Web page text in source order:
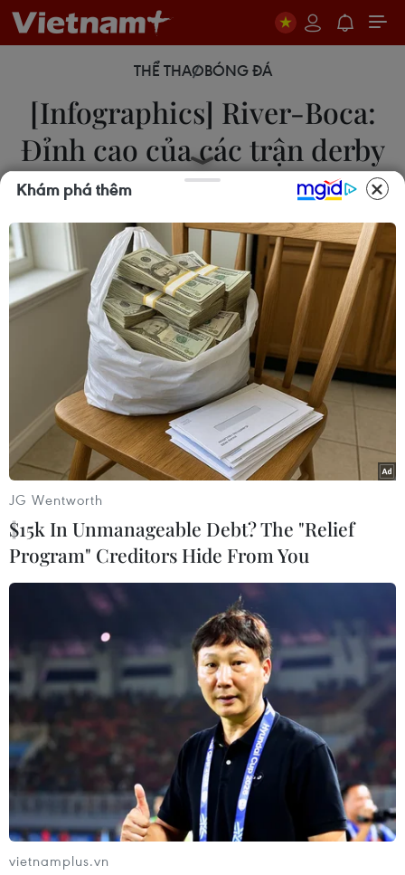
THỂ THAOBÓNG ĐÁ
[Infographics] River-Boca:
Đỉnh cao của các trận derby
Trận đấu giữa 2 đội bóng giàu thành tích nhất
Argentina hứa hẹn sẽ mang lại những phút gay
cấn cho người hâm mộ.
Nhấp chuột để xem kích thước chuẩn.
Trận đấu giữa 2 đội bóng giàu thành tích nhất
Argentina hứa hẹn sẽ mang lại những phút gay
cấn cho người hâm mộ./.
Khám phá thêm
JG Wentworth
$15k In Unmanageable Debt? The "Relief
Program" Creditors Hide From You
vietnamplus.vn